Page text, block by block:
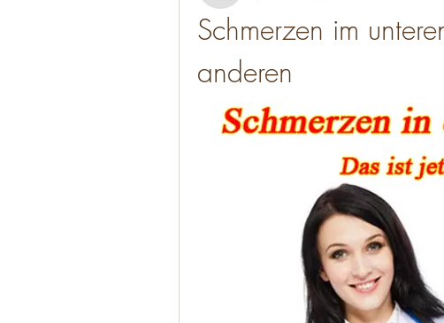
Schmerzen im
anderen